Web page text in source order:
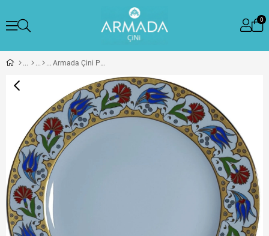
0
Armada Çini PRT 57 25 Cm Sarı Altın Yaldızlı Lale karanfil Desenli Porselen Kaligrafi Çini Tabak